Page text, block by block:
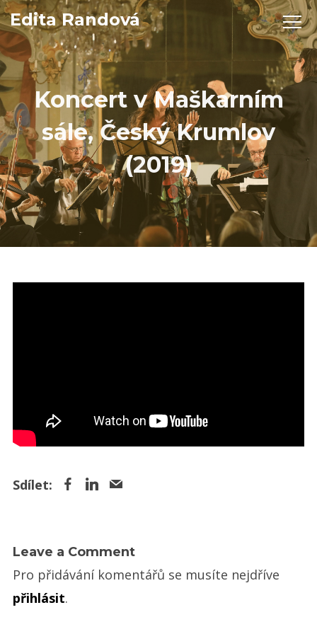
Edita Randová
Koncert v Maškarním
sále, Český Krumlov
(2019)
Leave a Comment
Pro přidávání komentářů se musíte nejdříve
přihlásit.